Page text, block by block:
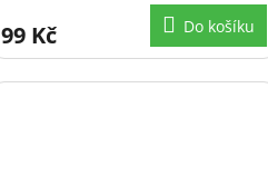
99 Kč Do košíku